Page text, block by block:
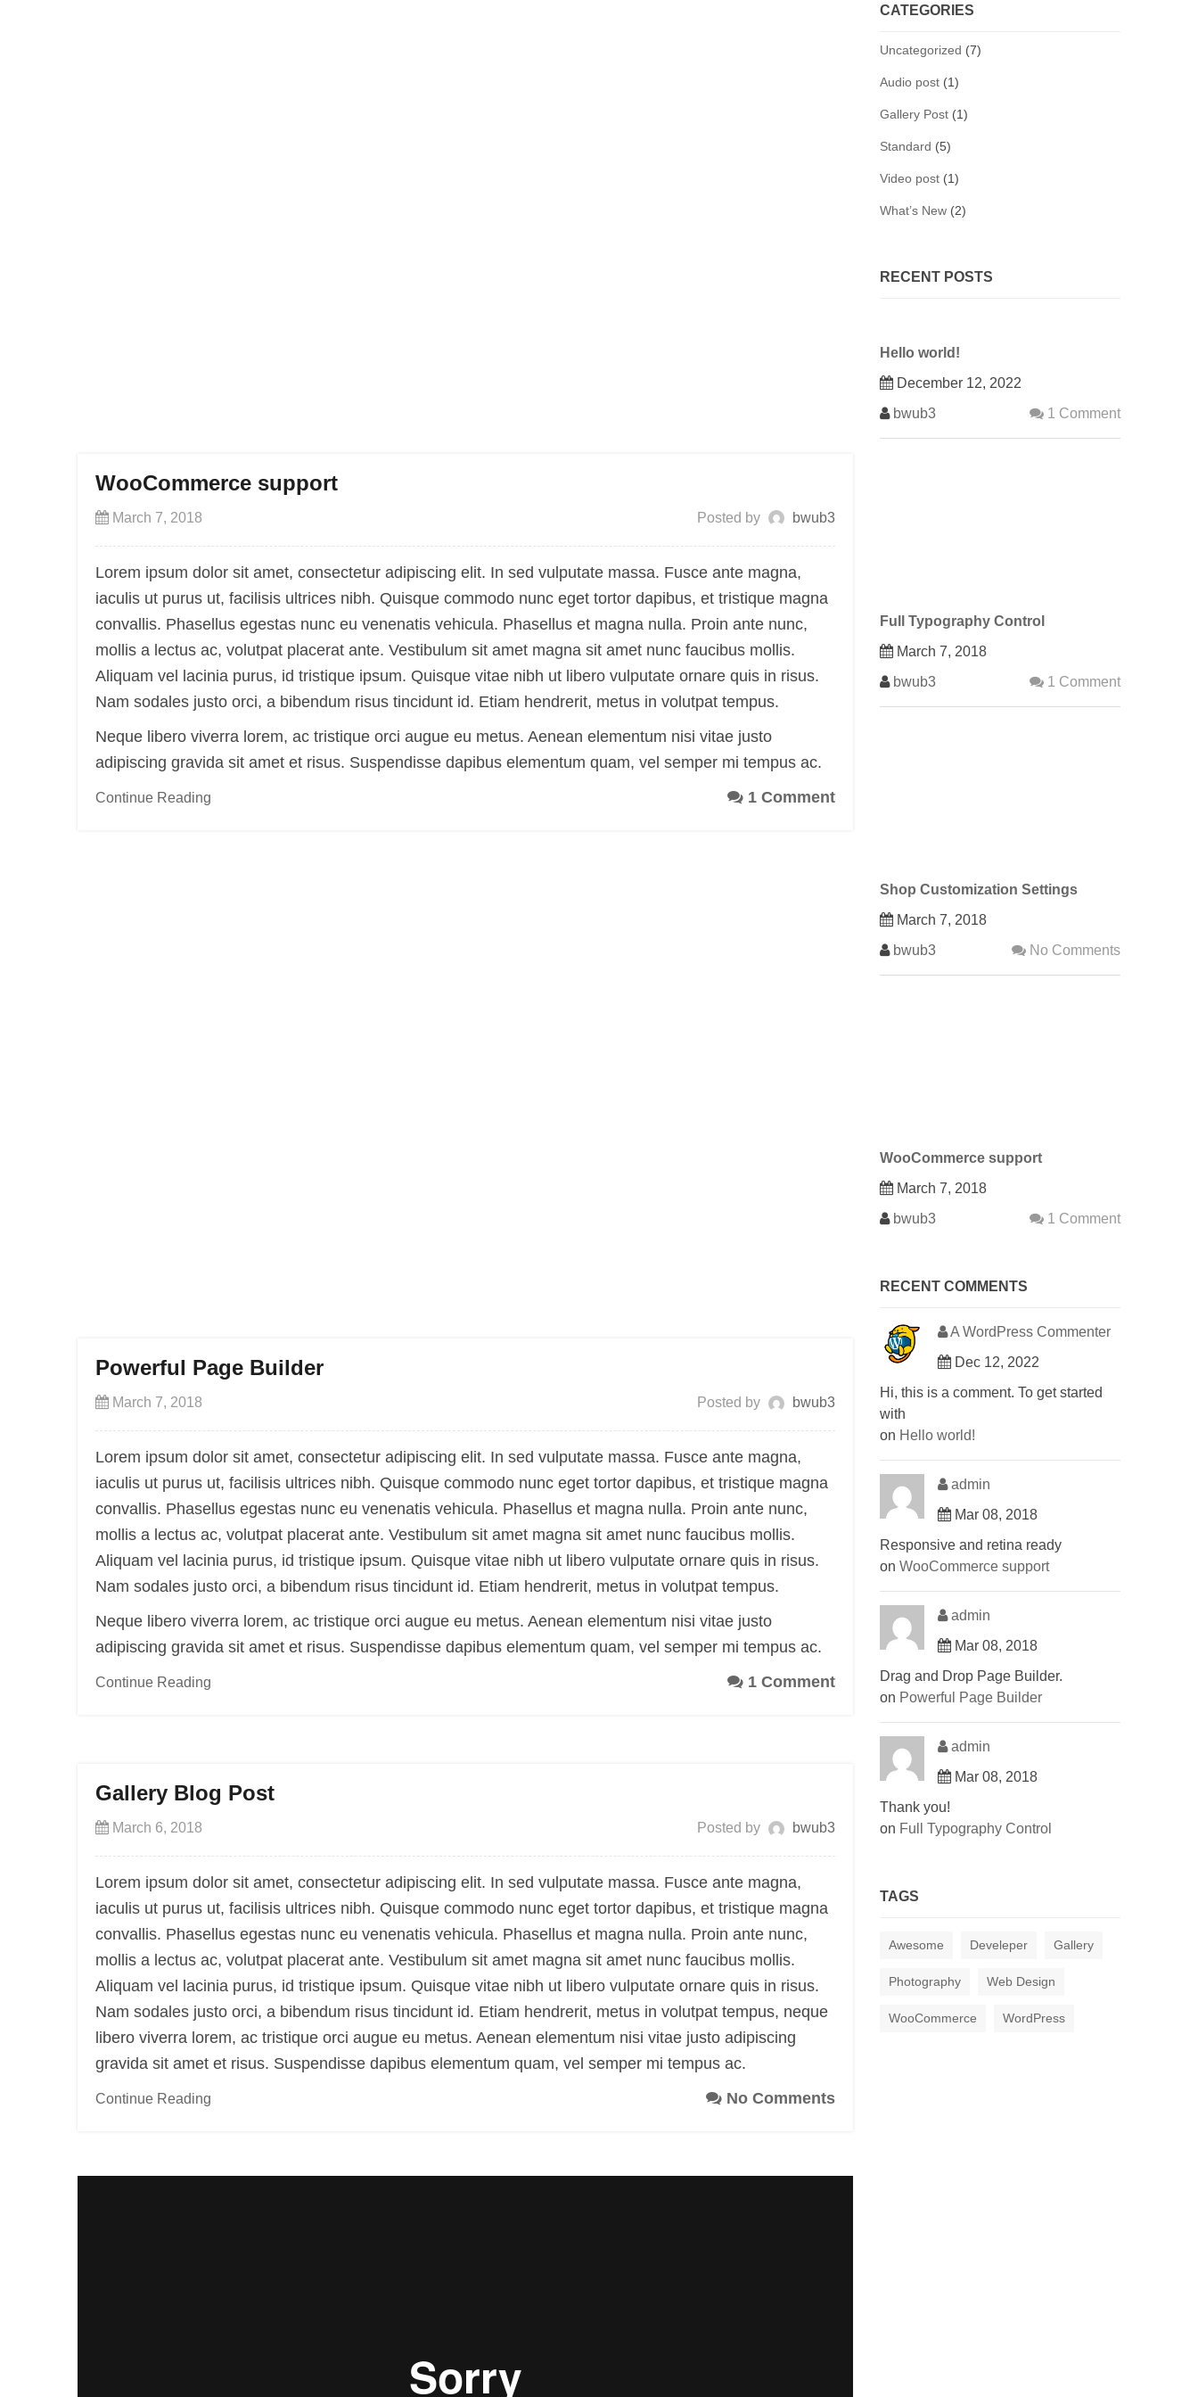
WooCommerce support
March 7, 2018 Posted by bwub3
Lorem ipsum dolor sit amet, consectetur adipiscing elit. In sed vulputate massa. Fusce ante magna,
iaculis ut purus ut, facilisis ultrices nibh. Quisque commodo nunc eget tortor dapibus, et tristique magna
convallis. Phasellus egestas nunc eu venenatis vehicula. Phasellus et magna nulla. Proin ante nunc,
mollis a lectus ac, volutpat placerat ante. Vestibulum sit amet magna sit amet nunc faucibus mollis.
Aliquam vel lacinia purus, id tristique ipsum. Quisque vitae nibh ut libero vulputate ornare quis in risus.
Nam sodales justo orci, a bibendum risus tincidunt id. Etiam hendrerit, metus in volutpat tempus.
Neque libero viverra lorem, ac tristique orci augue eu metus. Aenean elementum nisi vitae justo
adipiscing gravida sit amet et risus. Suspendisse dapibus elementum quam, vel semper mi tempus ac.
Continue Reading 1 Comment
Powerful Page Builder
March 7, 2018 Posted by bwub3
Lorem ipsum dolor sit amet, consectetur adipiscing elit. In sed vulputate massa. Fusce ante magna,
iaculis ut purus ut, facilisis ultrices nibh. Quisque commodo nunc eget tortor dapibus, et tristique magna
convallis. Phasellus egestas nunc eu venenatis vehicula. Phasellus et magna nulla. Proin ante nunc,
mollis a lectus ac, volutpat placerat ante. Vestibulum sit amet magna sit amet nunc faucibus mollis.
Aliquam vel lacinia purus, id tristique ipsum. Quisque vitae nibh ut libero vulputate ornare quis in risus.
Nam sodales justo orci, a bibendum risus tincidunt id. Etiam hendrerit, metus in volutpat tempus.
Neque libero viverra lorem, ac tristique orci augue eu metus. Aenean elementum nisi vitae justo
adipiscing gravida sit amet et risus. Suspendisse dapibus elementum quam, vel semper mi tempus ac.
Continue Reading 1 Comment
Gallery Blog Post
March 6, 2018 Posted by bwub3
Lorem ipsum dolor sit amet, consectetur adipiscing elit. In sed vulputate massa. Fusce ante magna,
iaculis ut purus ut, facilisis ultrices nibh. Quisque commodo nunc eget tortor dapibus, et tristique magna
convallis. Phasellus egestas nunc eu venenatis vehicula. Phasellus et magna nulla. Proin ante nunc,
mollis a lectus ac, volutpat placerat ante. Vestibulum sit amet magna sit amet nunc faucibus mollis.
Aliquam vel lacinia purus, id tristique ipsum. Quisque vitae nibh ut libero vulputate ornare quis in risus.
Nam sodales justo orci, a bibendum risus tincidunt id. Etiam hendrerit, metus in volutpat tempus, neque
libero viverra lorem, ac tristique orci augue eu metus. Aenean elementum nisi vitae justo adipiscing
gravida sit amet et risus. Suspendisse dapibus elementum quam, vel semper mi tempus ac.
Continue Reading No Comments
CATEGORIES
Uncategorized (7)
Audio post (1)
Gallery Post (1)
Standard (5)
Video post (1)
What’s New (2)
RECENT POSTS
Hello world!
December 12, 2022
bwub3
1 Comment
Full Typography Control
March 7, 2018
bwub3
1 Comment
Shop Customization Settings
March 7, 2018
bwub3
No Comments
WooCommerce support
March 7, 2018
bwub3
1 Comment
RECENT COMMENTS
A WordPress Commenter
Dec 12, 2022
Hi, this is a comment. To get started
with
on Hello world!
admin
Mar 08, 2018
Responsive and retina ready
on WooCommerce support
admin
Mar 08, 2018
Drag and Drop Page Builder.
on Powerful Page Builder
admin
Mar 08, 2018
Thank you!
on Full Typography Control
TAGS
Awesome Develeper Gallery
Photography Web Design
WooCommerce WordPress